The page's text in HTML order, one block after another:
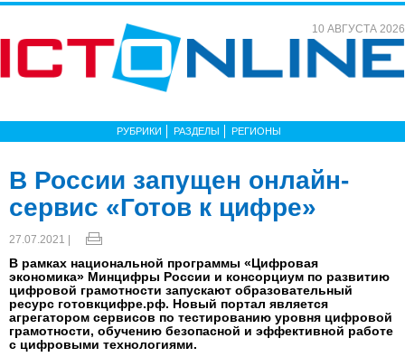
10 АВГУСТА 2026
РУБРИКИ РАЗДЕЛЫ РЕГИОНЫ
В России запущен онлайн-
сервис «Готов к цифре»
27.07.2021 |
В рамках национальной программы «Цифровая
экономика» Минцифры России и консорциум по развитию
цифровой грамотности запускают образовательный
ресурс готовкцифре.рф. Новый портал является
агрегатором сервисов по тестированию уровня цифровой
грамотности, обучению безопасной и эффективной работе
с цифровыми технологиями.